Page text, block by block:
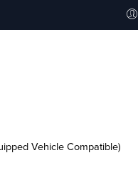
Vehicle Compatible)